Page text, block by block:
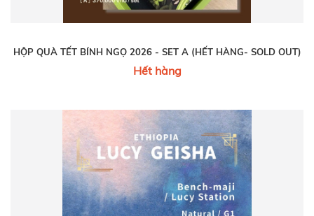
HỘP QUÀ TẾT BÍNH NGỌ 2026 - SET A (HẾT HÀNG- SOLD OUT)
Hết hàng